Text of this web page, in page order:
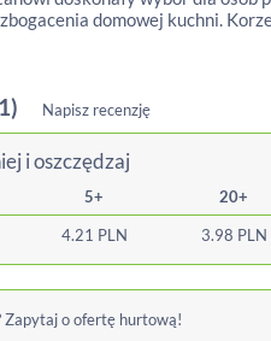
domowej kuchni.
Napisz recenzję
i oszczędzaj
5+ 20+
4.21 PLN 3.98 PLN
Zapytaj o ofertę hurtową!